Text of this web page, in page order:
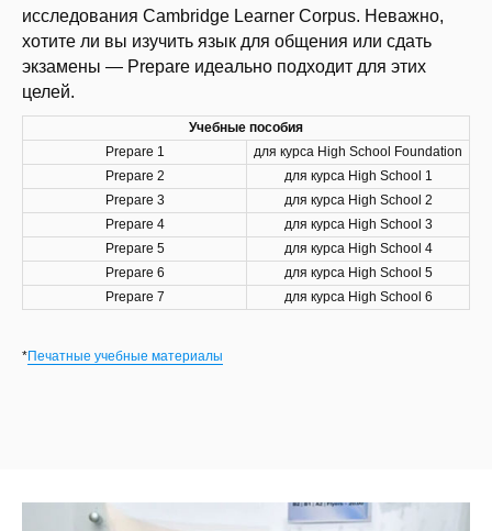
исследования Cambridge Learner Corpus. Неважно,
хотите ли вы изучить язык для общения или сдать
экзамены — Prepare идеально подходит для этих
целей.
Учебные пособия
Prepare 1
для курса High School Foundation
Prepare 2
для курса High School 1
Prepare 3
для курса High School 2
Prepare 4
для курса High School 3
Prepare 5
для курса High School 4
Prepare 6
для курса High School 5
Prepare 7
для курса High School 6
*Печатные учебные материалы